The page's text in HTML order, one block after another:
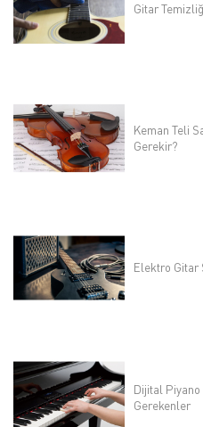
Gitar
Keman Teli
Gerekir?
Elektro Gitar
Dijital Piyano
Gerekenler